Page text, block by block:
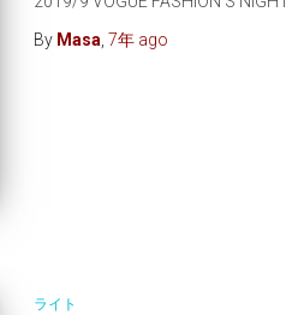
By Masa 7年ago
ライト